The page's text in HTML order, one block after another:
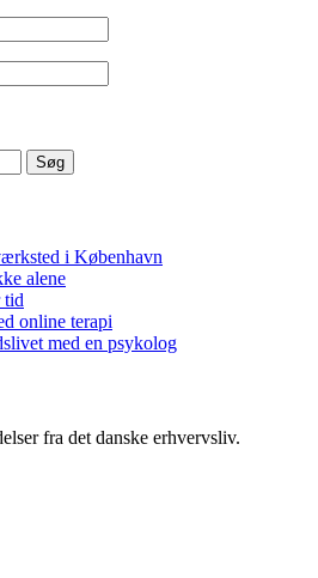
i København
alene
tid
online terapi
med en psykolog
fra det danske erhvervsliv.